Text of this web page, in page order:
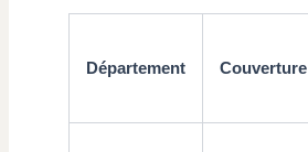
Département Couverture